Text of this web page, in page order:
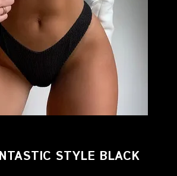
STYLE BLACK